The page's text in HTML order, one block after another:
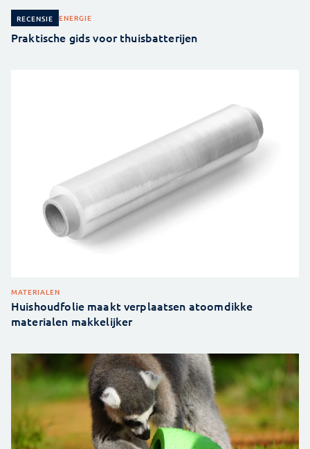
RECENSIE ENERGIE
Praktische gids voor thuisbatterijen
MATERIALEN
Huishoudfolie maakt verplaatsen atoomdikke
materialen makkelijker